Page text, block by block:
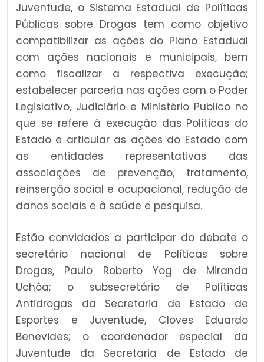
Juventude, o Sistema Estadual de Políticas
Públicas sobre Drogas tem como objetivo
compatibilizar as ações do Plano Estadual
com ações nacionais e municipais, bem
como fiscalizar a respectiva execução;
estabelecer parceria nas ações com o Poder
Legislativo, Judiciário e Ministério Publico no
que se refere à execução das Políticas do
Estado e articular as ações do Estado com
as entidades representativas das
associações de prevenção, tratamento,
reinserção social e ocupacional, redução de
danos sociais e à saúde e pesquisa.
Estão convidados a participar do debate o
secretário nacional de Políticas sobre
Drogas, Paulo Roberto Yog de Miranda
Uchôa; o subsecretário de Políticas
Antidrogas da Secretaria de Estado de
Esportes e Juventude, Cloves Eduardo
Benevides; o coordenador especial da
Juventude da Secretaria de Estado de